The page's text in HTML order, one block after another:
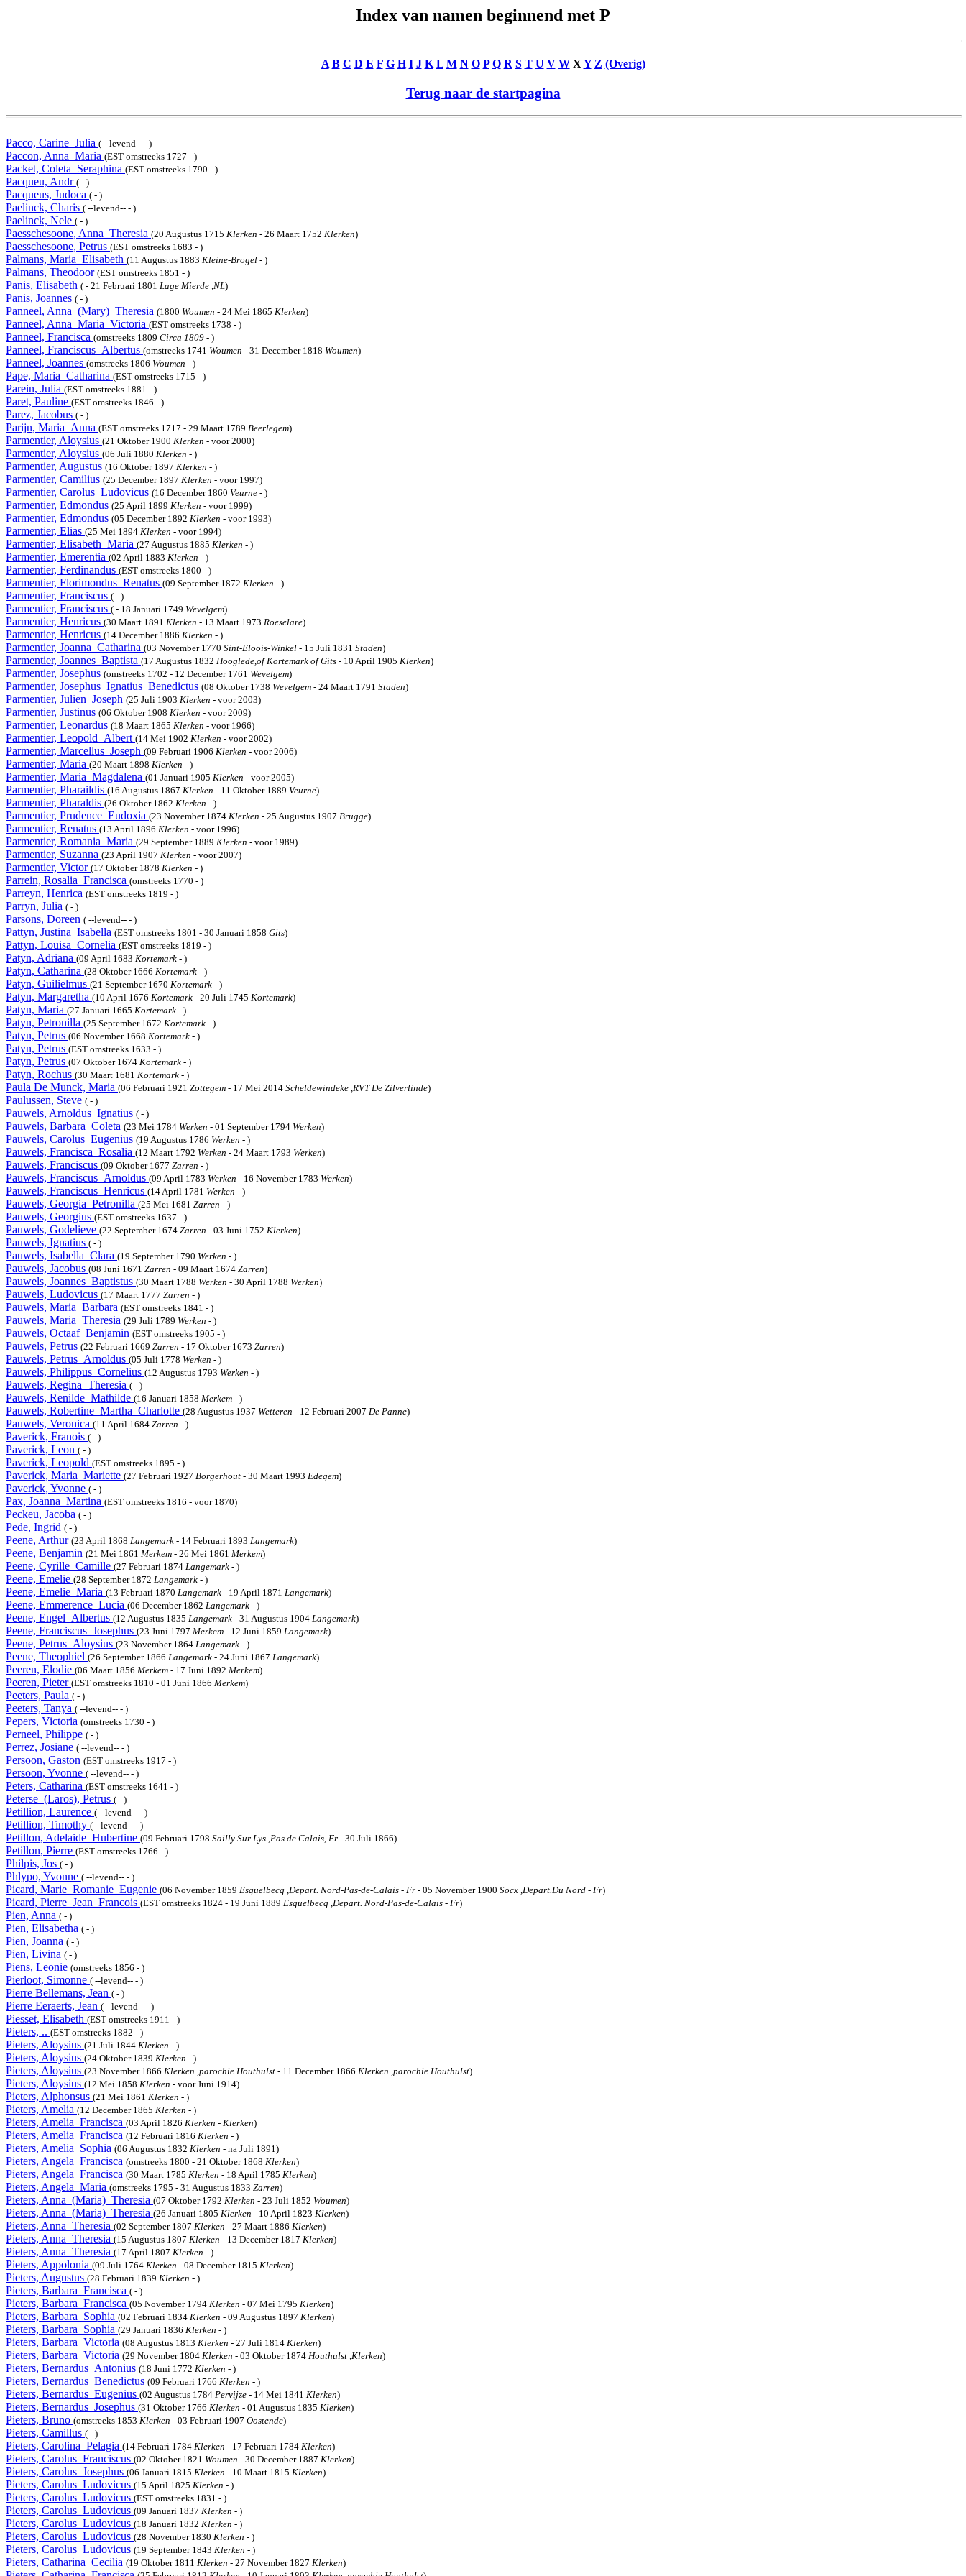
Index van namen beginnend met P
A B C D E F G H I J K L M N O P Q R S T U V WX Y Z (Overig)
Terug naar de startpagina
Pacco, Carine_Julia ( --levend-- - )
Paccon, Anna_Maria (EST omstreeks 1727 - )
Packet, Coleta_Seraphina (EST omstreeks 1790 - )
Pacqueu, Andr ( - )
Pacqueus, Judoca ( - )
Paelinck, Charis ( --levend-- - )
Paelinck, Nele ( - )
Paesschesoone, Anna_Theresia (20 Augustus 1715 Klerken - 26 Maart 1752 Klerken)
Paesschesoone, Petrus (EST omstreeks 1683 - )
Palmans, Maria_Elisabeth (11 Augustus 1883 Kleine-Brogel - )
Palmans, Theodoor (EST omstreeks 1851 - )
Panis, Elisabeth ( - 21 Februari 1801 Lage Mierde ,NL)
Panis, Joannes ( - )
Panneel, Anna_(Mary)_Theresia (1800 Woumen - 24 Mei 1865 Klerken)
Panneel, Anna_Maria_Victoria (EST omstreeks 1738 - )
Panneel, Francisca (omstreeks 1809 Circa 1809 - )
Panneel, Franciscus_Albertus (omstreeks 1741 Woumen - 31 December 1818 Woumen)
Panneel, Joannes (omstreeks 1806 Woumen - )
Pape, Maria_Catharina (EST omstreeks 1715 - )
Parein, Julia (EST omstreeks 1881 - )
Paret, Pauline (EST omstreeks 1846 - )
Parez, Jacobus ( - )
Parijn, Maria_Anna (EST omstreeks 1717 - 29 Maart 1789 Beerlegem)
Parmentier, Aloysius (21 Oktober 1900 Klerken - voor 2000)
Parmentier, Aloysius (06 Juli 1880 Klerken - )
Parmentier, Augustus (16 Oktober 1897 Klerken - )
Parmentier, Camilius (25 December 1897 Klerken - voor 1997)
Parmentier, Carolus_Ludovicus (16 December 1860 Veurne - )
Parmentier, Edmondus (25 April 1899 Klerken - voor 1999)
Parmentier, Edmondus (05 December 1892 Klerken - voor 1993)
Parmentier, Elias (25 Mei 1894 Klerken - voor 1994)
Parmentier, Elisabeth_Maria (27 Augustus 1885 Klerken - )
Parmentier, Emerentia (02 April 1883 Klerken - )
Parmentier, Ferdinandus (EST omstreeks 1800 - )
Parmentier, Florimondus_Renatus (09 September 1872 Klerken - )
Parmentier, Franciscus ( - )
Parmentier, Franciscus ( - 18 Januari 1749 Wevelgem)
Parmentier, Henricus (30 Maart 1891 Klerken - 13 Maart 1973 Roeselare)
Parmentier, Henricus (14 December 1886 Klerken - )
Parmentier, Joanna_Catharina (03 November 1770 Sint-Eloois-Winkel - 15 Juli 1831 Staden)
Parmentier, Joannes_Baptista (17 Augustus 1832 Hooglede,of Kortemark of Gits - 10 April 1905 Klerken)
Parmentier, Josephus (omstreeks 1702 - 12 December 1761 Wevelgem)
Parmentier, Josephus_Ignatius_Benedictus (08 Oktober 1738 Wevelgem - 24 Maart 1791 Staden)
Parmentier, Julien_Joseph (25 Juli 1903 Klerken - voor 2003)
Parmentier, Justinus (06 Oktober 1908 Klerken - voor 2009)
Parmentier, Leonardus (18 Maart 1865 Klerken - voor 1966)
Parmentier, Leopold_Albert (14 Mei 1902 Klerken - voor 2002)
Parmentier, Marcellus_Joseph (09 Februari 1906 Klerken - voor 2006)
Parmentier, Maria (20 Maart 1898 Klerken - )
Parmentier, Maria_Magdalena (01 Januari 1905 Klerken - voor 2005)
Parmentier, Pharaildis (16 Augustus 1867 Klerken - 11 Oktober 1889 Veurne)
Parmentier, Pharaldis (26 Oktober 1862 Klerken - )
Parmentier, Prudence_Eudoxia (23 November 1874 Klerken - 25 Augustus 1907 Brugge)
Parmentier, Renatus (13 April 1896 Klerken - voor 1996)
Parmentier, Romania_Maria (29 September 1889 Klerken - voor 1989)
Parmentier, Suzanna (23 April 1907 Klerken - voor 2007)
Parmentier, Victor (17 Oktober 1878 Klerken - )
Parrein, Rosalia_Francisca (omstreeks 1770 - )
Parreyn, Henrica (EST omstreeks 1819 - )
Parryn, Julia ( - )
Parsons, Doreen ( --levend-- - )
Pattyn, Justina_Isabella (EST omstreeks 1801 - 30 Januari 1858 Gits)
Pattyn, Louisa_Cornelia (EST omstreeks 1819 - )
Patyn, Adriana (09 April 1683 Kortemark - )
Patyn, Catharina (28 Oktober 1666 Kortemark - )
Patyn, Guilielmus (21 September 1670 Kortemark - )
Patyn, Margaretha (10 April 1676 Kortemark - 20 Juli 1745 Kortemark)
Patyn, Maria (27 Januari 1665 Kortemark - )
Patyn, Petronilla (25 September 1672 Kortemark - )
Patyn, Petrus (06 November 1668 Kortemark - )
Patyn, Petrus (EST omstreeks 1633 - )
Patyn, Petrus (07 Oktober 1674 Kortemark - )
Patyn, Rochus (30 Maart 1681 Kortemark - )
Paula De Munck, Maria (06 Februari 1921 Zottegem - 17 Mei 2014 Scheldewindeke ,RVT De Zilverlinde)
Paulussen, Steve ( - )
Pauwels, Arnoldus_Ignatius ( - )
Pauwels, Barbara_Coleta (23 Mei 1784 Werken - 01 September 1794 Werken)
Pauwels, Carolus_Eugenius (19 Augustus 1786 Werken - )
Pauwels, Francisca_Rosalia (12 Maart 1792 Werken - 24 Maart 1793 Werken)
Pauwels, Franciscus (09 Oktober 1677 Zarren - )
Pauwels, Franciscus_Arnoldus (09 April 1783 Werken - 16 November 1783 Werken)
Pauwels, Franciscus_Henricus (14 April 1781 Werken - )
Pauwels, Georgia_Petronilla (25 Mei 1681 Zarren - )
Pauwels, Georgius (EST omstreeks 1637 - )
Pauwels, Godelieve (22 September 1674 Zarren - 03 Juni 1752 Klerken)
Pauwels, Ignatius ( - )
Pauwels, Isabella_Clara (19 September 1790 Werken - )
Pauwels, Jacobus (08 Juni 1671 Zarren - 09 Maart 1674 Zarren)
Pauwels, Joannes_Baptistus (30 Maart 1788 Werken - 30 April 1788 Werken)
Pauwels, Ludovicus (17 Maart 1777 Zarren - )
Pauwels, Maria_Barbara (EST omstreeks 1841 - )
Pauwels, Maria_Theresia (29 Juli 1789 Werken - )
Pauwels, Octaaf_Benjamin (EST omstreeks 1905 - )
Pauwels, Petrus (22 Februari 1669 Zarren - 17 Oktober 1673 Zarren)
Pauwels, Petrus_Arnoldus (05 Juli 1778 Werken - )
Pauwels, Philippus_Cornelius (12 Augustus 1793 Werken - )
Pauwels, Regina_Theresia ( - )
Pauwels, Renilde_Mathilde (16 Januari 1858 Merkem - )
Pauwels, Robertine_Martha_Charlotte (28 Augustus 1937 Wetteren - 12 Februari 2007 De Panne)
Pauwels, Veronica (11 April 1684 Zarren - )
Paverick, Franois ( - )
Paverick, Leon ( - )
Paverick, Leopold (EST omstreeks 1895 - )
Paverick, Maria_Mariette (27 Februari 1927 Borgerhout - 30 Maart 1993 Edegem)
Paverick, Yvonne ( - )
Pax, Joanna_Martina (EST omstreeks 1816 - voor 1870)
Peckeu, Jacoba ( - )
Pede, Ingrid ( - )
Peene, Arthur (23 April 1868 Langemark - 14 Februari 1893 Langemark)
Peene, Benjamin (21 Mei 1861 Merkem - 26 Mei 1861 Merkem)
Peene, Cyrille_Camille (27 Februari 1874 Langemark - )
Peene, Emelie (28 September 1872 Langemark - )
Peene, Emelie_Maria (13 Februari 1870 Langemark - 19 April 1871 Langemark)
Peene, Emmerence_Lucia (06 December 1862 Langemark - )
Peene, Engel_Albertus (12 Augustus 1835 Langemark - 31 Augustus 1904 Langemark)
Peene, Franciscus_Josephus (23 Juni 1797 Merkem - 12 Juni 1859 Langemark)
Peene, Petrus_Aloysius (23 November 1864 Langemark - )
Peene, Theophiel (26 September 1866 Langemark - 24 Juni 1867 Langemark)
Peeren, Elodie (06 Maart 1856 Merkem - 17 Juni 1892 Merkem)
Peeren, Pieter (EST omstreeks 1810 - 01 Juni 1866 Merkem)
Peeters, Paula ( - )
Peeters, Tanya ( --levend-- - )
Pepers, Victoria (omstreeks 1730 - )
Perneel, Philippe ( - )
Perrez, Josiane ( --levend-- - )
Persoon, Gaston (EST omstreeks 1917 - )
Persoon, Yvonne ( --levend-- - )
Peters, Catharina (EST omstreeks 1641 - )
Peterse_(Laros), Petrus ( - )
Petillion, Laurence ( --levend-- - )
Petillion, Timothy ( --levend-- - )
Petillon, Adelaide_Hubertine (09 Februari 1798 Sailly Sur Lys ,Pas de Calais, Fr - 30 Juli 1866)
Petillon, Pierre (EST omstreeks 1766 - )
Philpis, Jos ( - )
Phlypo, Yvonne ( --levend-- - )
Picard, Marie_Romanie_Eugenie (06 November 1859 Esquelbecq ,Depart. Nord-Pas-de-Calais - Fr - 05 November 1900 Socx ,Depart.Du Nord - Fr)
Picard, Pierre_Jean_Francois (EST omstreeks 1824 - 19 Juni 1889 Esquelbecq ,Depart. Nord-Pas-de-Calais - Fr)
Pien, Anna ( - )
Pien, Elisabetha ( - )
Pien, Joanna ( - )
Pien, Livina ( - )
Piens, Leonie (omstreeks 1856 - )
Pierloot, Simonne ( --levend-- - )
Pierre Bellemans, Jean ( - )
Pierre Eeraerts, Jean ( --levend-- - )
Piesset, Elisabeth (EST omstreeks 1911 - )
Pieters, .. (EST omstreeks 1882 - )
Pieters, Aloysius (21 Juli 1844 Klerken - )
Pieters, Aloysius (24 Oktober 1839 Klerken - )
Pieters, Aloysius (23 November 1866 Klerken ,parochie Houthulst - 11 December 1866 Klerken ,parochie Houthulst)
Pieters, Aloysius (12 Mei 1858 Klerken - voor Juni 1914)
Pieters, Alphonsus (21 Mei 1861 Klerken - )
Pieters, Amelia (12 December 1865 Klerken - )
Pieters, Amelia_Francisca (03 April 1826 Klerken - Klerken)
Pieters, Amelia_Francisca (12 Februari 1816 Klerken - )
Pieters, Amelia_Sophia (06 Augustus 1832 Klerken - na Juli 1891)
Pieters, Angela_Francisca (omstreeks 1800 - 21 Oktober 1868 Klerken)
Pieters, Angela_Francisca (30 Maart 1785 Klerken - 18 April 1785 Klerken)
Pieters, Angela_Maria (omstreeks 1795 - 31 Augustus 1833 Zarren)
Pieters, Anna_(Maria)_Theresia (07 Oktober 1792 Klerken - 23 Juli 1852 Woumen)
Pieters, Anna_(Maria)_Theresia (26 Januari 1805 Klerken - 10 April 1823 Klerken)
Pieters, Anna_Theresia (02 September 1807 Klerken - 27 Maart 1886 Klerken)
Pieters, Anna_Theresia (15 Augustus 1807 Klerken - 13 December 1817 Klerken)
Pieters, Anna_Theresia (17 April 1807 Klerken - )
Pieters, Appolonia (09 Juli 1764 Klerken - 08 December 1815 Klerken)
Pieters, Augustus (28 Februari 1839 Klerken - )
Pieters, Barbara_Francisca ( - )
Pieters, Barbara_Francisca (05 November 1794 Klerken - 07 Mei 1795 Klerken)
Pieters, Barbara_Sophia (02 Februari 1834 Klerken - 09 Augustus 1897 Klerken)
Pieters, Barbara_Sophia (29 Januari 1836 Klerken - )
Pieters, Barbara_Victoria (08 Augustus 1813 Klerken - 27 Juli 1814 Klerken)
Pieters, Barbara_Victoria (29 November 1804 Klerken - 03 Oktober 1874 Houthulst ,Klerken)
Pieters, Bernardus_Antonius (18 Juni 1772 Klerken - )
Pieters, Bernardus_Benedictus (09 Februari 1766 Klerken - )
Pieters, Bernardus_Eugenius (02 Augustus 1784 Pervijze - 14 Mei 1841 Klerken)
Pieters, Bernardus_Josephus (31 Oktober 1766 Klerken - 01 Augustus 1835 Klerken)
Pieters, Bruno (omstreeks 1853 Klerken - 03 Februari 1907 Oostende)
Pieters, Camillus ( - )
Pieters, Carolina_Pelagia (14 Februari 1784 Klerken - 17 Februari 1784 Klerken)
Pieters, Carolus_Franciscus (02 Oktober 1821 Woumen - 30 December 1887 Klerken)
Pieters, Carolus_Josephus (06 Januari 1815 Klerken - 10 Maart 1815 Klerken)
Pieters, Carolus_Ludovicus (15 April 1825 Klerken - )
Pieters, Carolus_Ludovicus (EST omstreeks 1831 - )
Pieters, Carolus_Ludovicus (09 Januari 1837 Klerken - )
Pieters, Carolus_Ludovicus (18 Januari 1832 Klerken - )
Pieters, Carolus_Ludovicus (28 November 1830 Klerken - )
Pieters, Carolus_Ludovicus (19 September 1843 Klerken - )
Pieters, Catharina_Cecilia (19 Oktober 1811 Klerken - 27 November 1827 Klerken)